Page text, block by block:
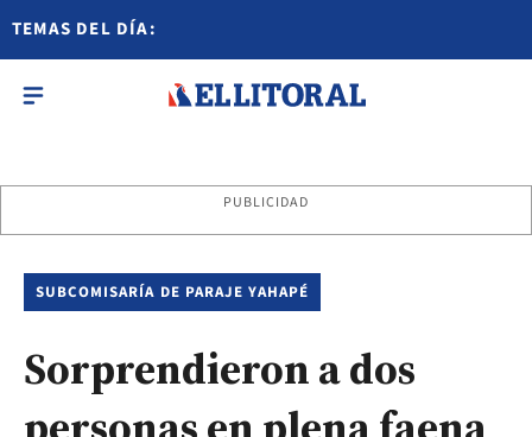
TEMAS DEL DÍA:
PUBLICIDAD
SUBCOMISARÍA DE PARAJE YAHAPÉ
Sorprendieron a dos